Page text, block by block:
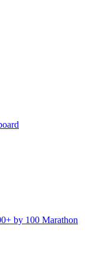
by 100 Marathon